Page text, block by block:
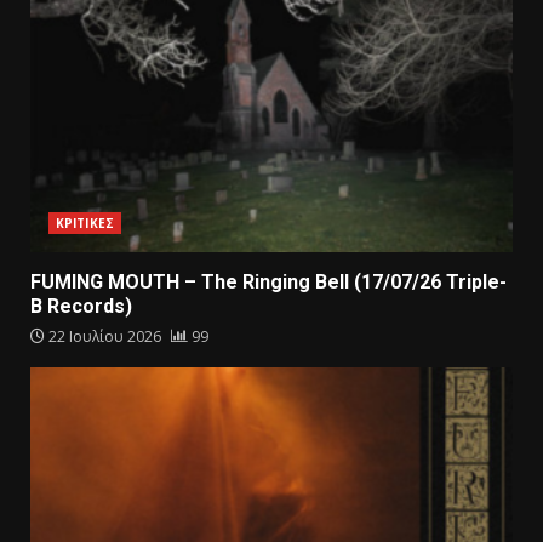
ΚΡΙΤΙΚΕΣ
FUMING MOUTH – The Ringing Bell (17/07/26 Triple-
B Records)
22 Ιουλίου 2026 99